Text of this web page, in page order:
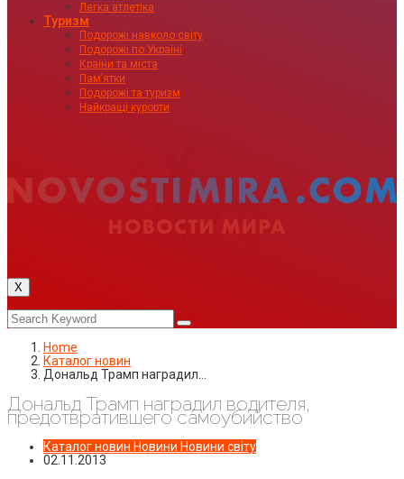
Легка атлетіка
Туризм
Подорожі навколо світу
Подорожі по Україні
Країни та міста
Пам’ятки
Подорожі та туризм
Найкращі курорти
X
Home
Каталог новин
Дональд Трамп наградил…
Дональд Трамп наградил водителя,
предотвратившего самоубийство
Каталог новин Новини Новини світу
02.11.2013